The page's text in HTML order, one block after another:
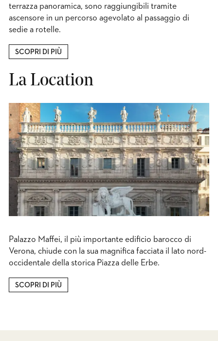
terrazza panoramica, sono raggiungibili tramite
ascensore in un percorso agevolato al passaggio di
sedie a rotelle.
SCOPRI DI PIÙ
La Location
Palazzo Maffei, il più importante edificio barocco di
Verona, chiude con la sua magnifica facciata il lato nord-
occidentale della storica Piazza delle Erbe.
SCOPRI DI PIÙ